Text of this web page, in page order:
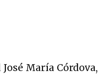
María Córdova,